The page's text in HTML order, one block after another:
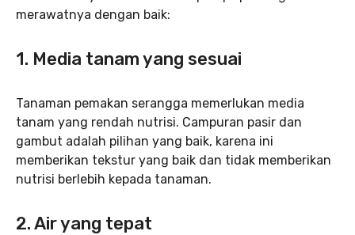
merawatnya dengan baik:
1. Media tanam yang sesuai
Tanaman pemakan serangga memerlukan media
tanam yang rendah nutrisi. Campuran pasir dan
gambut adalah pilihan yang baik, karena ini
memberikan tekstur yang baik dan tidak memberikan
nutrisi berlebih kepada tanaman.
2. Air yang tepat